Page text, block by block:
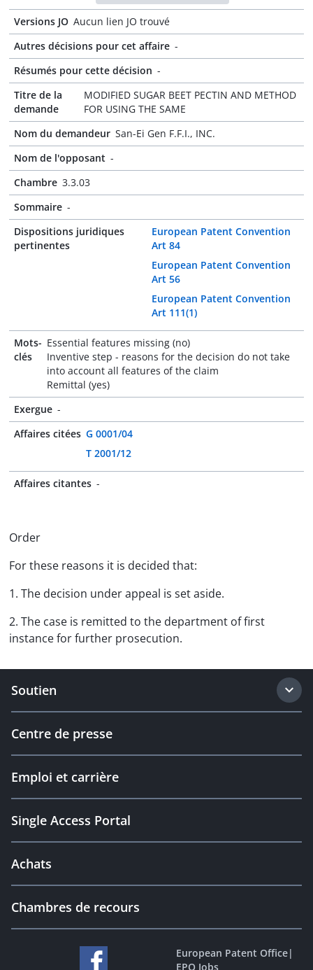
Versions JO Aucun lien JO trouvé
Autres décisions pour cet affaire -
Résumés pour cette décision -
Titre de la
demande
MODIFIED SUGAR BEET PECTIN AND METHOD
FOR USING THE SAME
Nom du demandeur San-Ei Gen F.F.I., INC.
Nom de l'opposant -
Chambre 3.3.03
Sommaire -
Dispositions juridiques
pertinentes
European Patent Convention
Art 84
European Patent Convention
Art 56
European Patent Convention
Art 111(1)
Mots-
clés
Essential features missing (no)
Inventive step - reasons for the decision do not take
into account all features of the claim
Remittal (yes)
Exergue -
Affaires citées G 0001/04
T 2001/12
Affaires citantes -
Order
For these reasons it is decided that:
1. The decision under appeal is set aside.
2. The case is remitted to the department of first
instance for further prosecution.
Soutien
Centre de presse
Emploi et carrière
Single Access Portal
Achats
Chambres de recours
European Patent Office|
EPO Jobs